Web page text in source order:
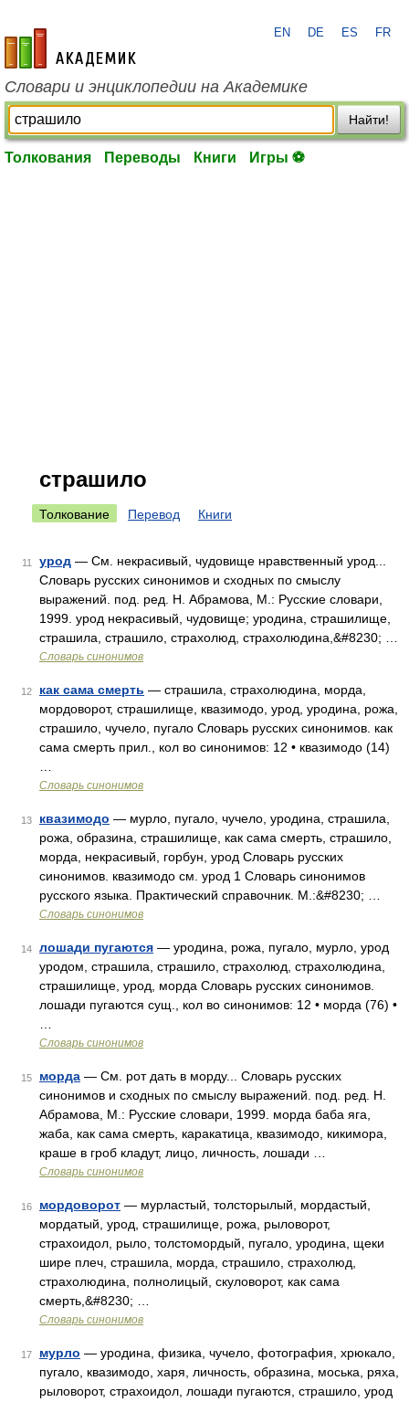
academic.ru
EN DE ES FR
Словари и энциклопедии на Академике
Найти!
Толкования Переводы Книги Игры ⚽
страшило
Толкование Перевод Книги
11 урод — См. некрасивый, чудовище нравственный урод...
Словарь русских синонимов и сходных по смыслу
выражений. под. ред. Н. Абрамова, М.: Русские словари,
1999. урод некрасивый, чудовище; уродина, страшилище,
страшила, страшило, страхолюд, страхолюдина,&#8230; …
Словарь синонимов
12 как сама смерть — страшила, страхолюдина, морда,
мордоворот, страшилище, квазимодо, урод, уродина, рожа,
страшило, чучело, пугало Словарь русских синонимов. как
сама смерть прил., кол во синонимов: 12 • квазимодо (14)
Словарь синонимов
13 квазимодо — мурло, пугало, чучело, уродина, страшила,
рожа, образина, страшилище, как сама смерть, страшило,
морда, некрасивый, горбун, урод Словарь русских
синонимов. квазимодо см. урод 1 Словарь синонимов
русского языка. Практический справочник. М.:&#8230; …
Словарь синонимов
14 лошади пугаются — уродина, рожа, пугало, мурло, урод
уродом, страшила, страшило, страхолюд, страхолюдина,
страшилище, урод, морда Словарь русских синонимов.
лошади пугаются сущ., кол во синонимов: 12 • морда (76) •
Словарь синонимов
15 морда — См. рот дать в морду... Словарь русских
синонимов и сходных по смыслу выражений. под. ред. Н.
Абрамова, М.: Русские словари, 1999. морда баба яга,
жаба, как сама смерть, каракатица, квазимодо, кикимора,
краше в гроб кладут, лицо, личность, лошади …
Словарь синонимов
16 мордоворот — мурластый, толсторылый, мордастый,
мордатый, урод, страшилище, рожа, рыловорот,
страхоидол, рыло, толстомордый, пугало, уродина, щеки
шире плеч, страшила, морда, страшило, страхолюд,
страхолюдина, полнолицый, скуловорот, как сама
смерть,&#8230; …
Словарь синонимов
17 мурло — уродина, физика, чучело, фотография, хрюкало,
пугало, квазимодо, харя, личность, образина, моська, ряха,
рыловорот, страхоидол, лошади пугаются, страшило, урод